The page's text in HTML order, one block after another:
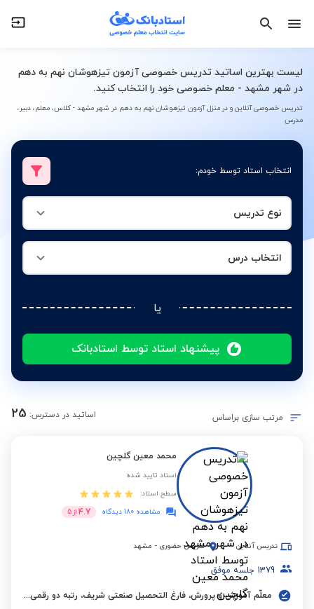
لیست بهترین اساتید تدریس خصوصی آزمون تیزهوشان نهم به دهم
در شهر مشهد - معلم خصوصی خود را انتخاب کنید.
تدریس خصوصی آنلاین و در منزل آزمون تیزهوشان نهم به دهم در شهر مشهد - کلاس، معلم، دبیر،
مدرس
انتخاب استاد توسط خودم:
نوع تدریس
انتخاب درس
یا
پیشنهاد استاد توسط استادبانک
انتخاب درس
مرتب سازی براساس اساتید در دسترس: 25
محمد معین گلچین
استاد تایید شده
سطح استاد:
مشاهده 180 دیدگاه
4.7 از 5
تدریس آنلاین تدریس حضوری - مشهد
1379 جلسه موفق
معلّم آموزش و پرورش، فارغ التحصیل صنعتی شریف، رتبه دو رقمی کنکور سراسری